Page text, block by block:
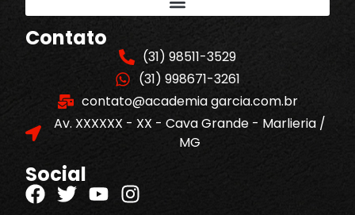
Contato
(31) 98511-3529
(31) 998671-3261
contato@academia garcia.com.br
Av. XXXXXX - XX - Cava Grande - Marlieria /
MG
Social